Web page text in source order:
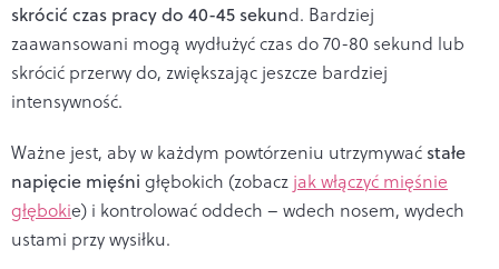
skrócić czas pracy do 40-45 sekund. Bardziej
zaawansowani mogą wydłużyć czas do 70-80 sekund lub
skrócić przerwy do, zwiększając jeszcze bardziej
intensywność.
Ważne jest, aby w każdym powtórzeniu utrzymywać stałe
napięcie mięśni głębokich (zobacz jak włączyć mięśnie
głębokie) i kontrolować oddech – wdech nosem, wydech
ustami przy wysiłku.